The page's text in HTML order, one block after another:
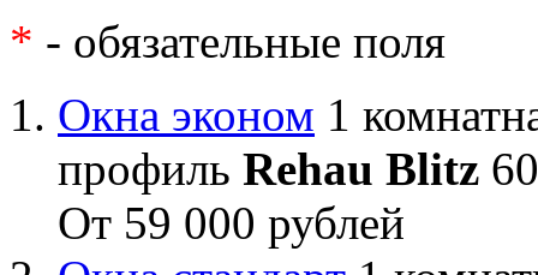
* - обязательные поля
Окна эконом 1
профиль Rehau Blitz
От 59 000 рублей